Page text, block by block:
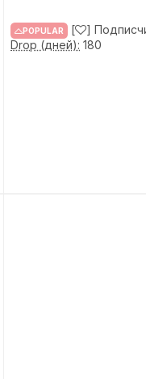
POPULAR [ ]
Drop (дней): 180